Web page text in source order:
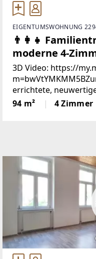
EIGENTUMSWOHNUNG
👨‍👩‍👧
moderne 4-
Marchegg
3D Video: https://
errichtete,
Die Immobilie wurde
befindet sich in
94 m² 4 Zimmer